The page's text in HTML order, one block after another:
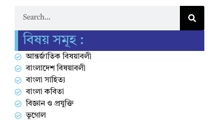
বিষয় সমূহ :
আন্তর্জাতিক বিষয়াবলী
বাংলাদেশ বিষয়াবলী
বাংলা সাহিত্য
বাংলা কবিতা
বিজ্ঞান ও প্রযুক্তি
ভূগোল